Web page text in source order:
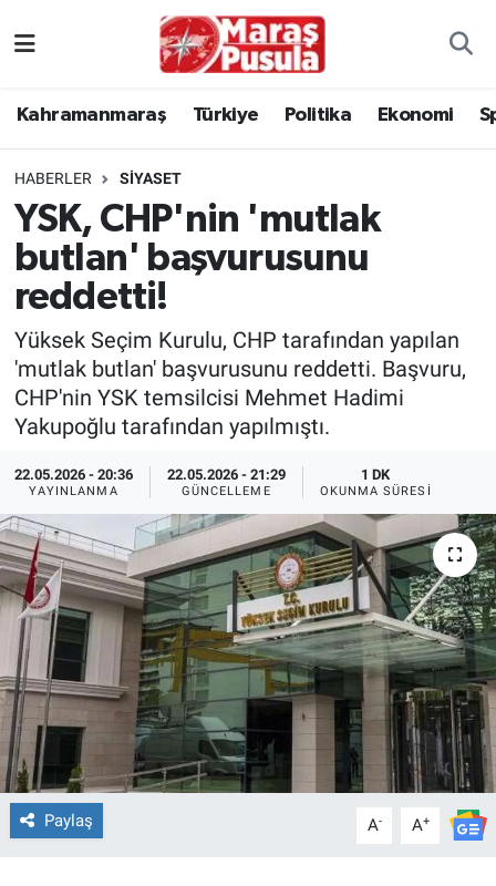
Kahramanmaraş Türkiye Politika Ekonomi
HABERLER SIYASET
YSK, CHP'nin 'mutlak
butlan' başvurusunu
reddetti!
Yüksek Seçim Kurulu, CHP tarafından yapılan
'mutlak butlan' başvurusunu reddetti. Başvuru,
CHP'nin YSK temsilcisi Mehmet Hadimi
Yakupoğlu tarafından yapılmıştı.
22.05.2026 - 20:36
YAYINLANMA
22.05.2026 - 21:29
GÜNCELLEME
1 DK
OKUNMA SÜRESI
Paylaş A- A+
Politika
Ekonomi
Spor
Kültür Sanat
Sağlık
TEKNOLOJİ
Dünya
İlçeler
MAGAZİN
Bilim, Teknoloji
ASAYİŞ
İstanbul Namaz Vakitleri
İstanbul Trafik Yoğunluk Haritası
Süper Lig Puan Durumu ve Fikstür
Tüm Manşetler
Son Dakika Haberleri
Haber Arşivi